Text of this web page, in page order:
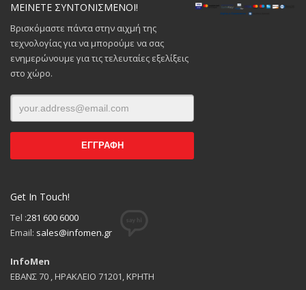
ΜΕΙΝΕΤΕ ΣΥΝΤΟΝΙΣΜΕΝΟΙ!
Βρισκόμαστε πάντα στην αιχμή της
τεχνολογίας για να μπορούμε να σας
ενημερώνουμε για τις τελευταίες εξελίξεις
στο χώρο.
Get In Touch!
Tel :281 600 6000
Email: sales@infomen.gr
InfoMen
ΕΒΑΝΣ 70 , ΗΡΑΚΛΕΙΟ 71201, ΚΡΗΤΗ